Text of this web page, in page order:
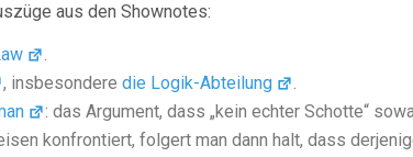
aus den Shownotes:
.
, insbesonderedie Logik-Abteilung
.
: das Argument, dass „kein echter Schotte“
konfrontiert, folgert man dann halt, dass